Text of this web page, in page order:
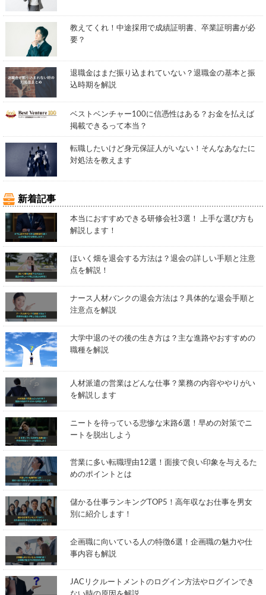
教えてくれ！中途採用で成績証明書、卒業証明書が必
要？
退職金はまだ振り込まれていない？退職金の基本と振
込時期を解説
ベストベンチャー100に信憑性はある？お金を払えば
掲載できるって本当？
転職したいけど身元保証人がいない！そんなあなたに
対処法を教えます
新着記事
本当におすすめできる研修会社3選！ 上手な選び方も
解説します！
ほいく畑を退会する方法は？退会の詳しい手順と注意
点を解説！
ナース人材バンクの退会方法は？具体的な退会手順と
注意点を解説
大学中退のその後の生き方は？主な進路やおすすめの
職種を解説
人材派遣の営業はどんな仕事？業務の内容ややりがい
を解説します
ニートを待っている悲惨な末路6選！早めの対策でニ
ートを脱出しよう
営業に多い転職理由12選！面接で良い印象を与えるた
めのポイントとは
儲かる仕事ランキングTOP5！高年収なお仕事を男女
別に紹介します！
企画職に向いている人の特徴6選！企画職の魅力や仕
事内容も解説
JACリクルートメントのログイン方法やログインでき